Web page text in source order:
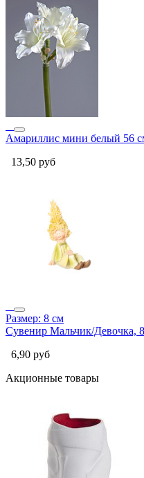
Амариллис мини белый 56
13,50 руб
Размер: 8 см
Сувенир Мальчик/Девочка,
6,90 руб
Акционные товары